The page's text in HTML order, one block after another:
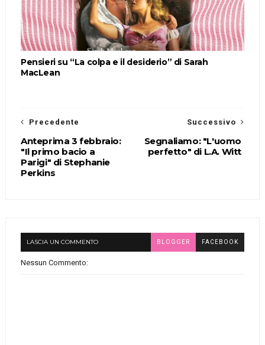
Pensieri su “La colpa e il desiderio” di Sarah
MacLean
Successivo
Segnaliamo: "L'uomo
perfetto" di L.A. Witt
Precedente
Anteprima 3 febbraio:
"Il primo bacio a
Parigi" di Stephanie
Perkins
LASCIA UN COMMENTO BLOGGER FACEBOOK
Nessun Commento: